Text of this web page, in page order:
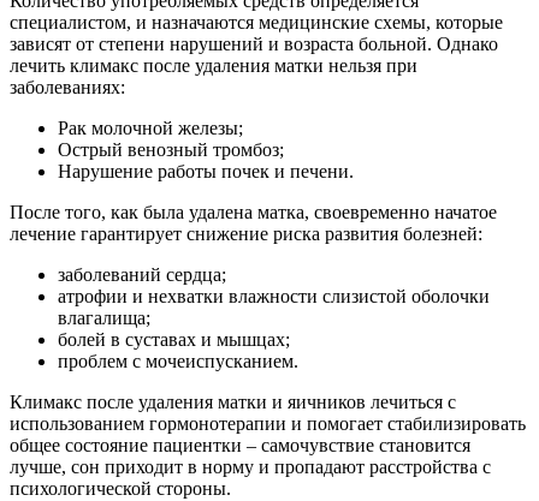
специалистом, и назначаются медицинские схемы, которые
зависят от степени нарушений и возраста больной. Однако
лечить климакс после удаления матки нельзя при
заболеваниях:
Рак молочной железы;
Острый венозный тромбоз;
Нарушение работы почек и печени.
После того, как была удалена матка, своевременно начатое
лечение гарантирует снижение риска развития болезней:
заболеваний сердца;
атрофии и нехватки влажности слизистой оболочки
влагалища;
болей в суставах и мышцах;
проблем с мочеиспусканием.
Климакс после удаления матки и яичников лечиться с
использованием гормонотерапии и помогает стабилизировать
общее состояние пациентки – самочувствие становится
лучше, сон приходит в норму и пропадают расстройства с
психологической стороны.